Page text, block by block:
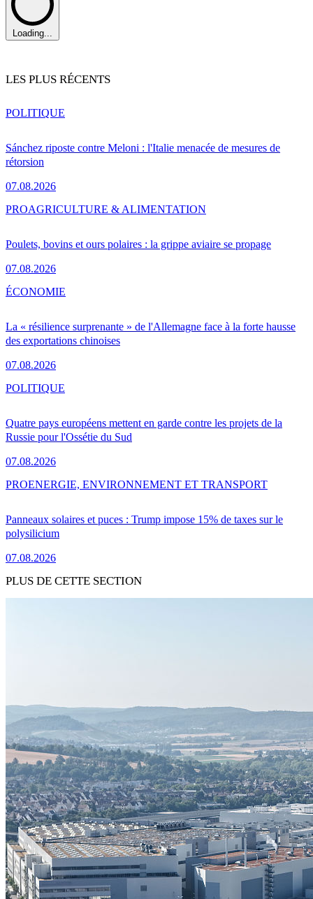
Loading...
LES PLUS RÉCENTS
Sánchez riposte contre Meloni : l'Italie menacée de mesures de
rétorsion
07.08.2026
POLITIQUE
Poulets, bovins et ours polaires : la grippe aviaire se propage
07.08.2026
PROAGRICULTURE & ALIMENTATION
La « résilience surprenante » de l'Allemagne face à la forte hausse
des exportations chinoises
07.08.2026
ÉCONOMIE
Quatre pays européens mettent en garde contre les projets de la
Russie pour l'Ossétie du Sud
07.08.2026
POLITIQUE
Panneaux solaires et puces : Trump impose 15% de taxes sur le
polysilicium
07.08.2026
PROENERGIE, ENVIRONNEMENT ET TRANSPORT
PLUS DE CETTE SECTION